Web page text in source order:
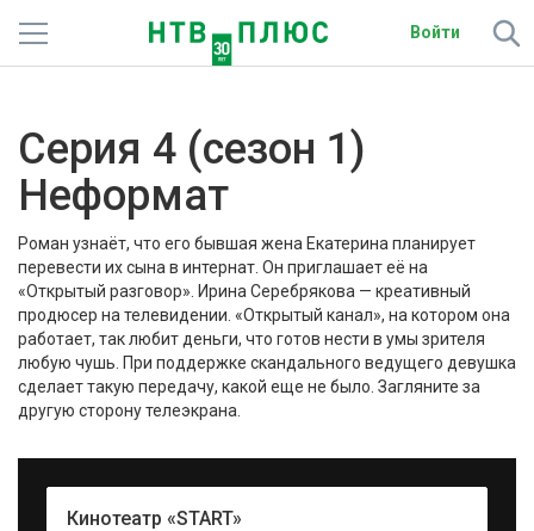
Войти
Фильмы и сериалы
Спорт
Подписки
Радио
Спутниковым абонентам
Активировать промокод
Серия 4 (сезон 1)
Неформат
Роман узнаёт, что его бывшая жена Екатерина планирует
перевести их сына в интернат. Он приглашает её на
«Открытый разговор». Ирина Серебрякова — креативный
продюсер на телевидении. «Открытый канал», на котором она
работает, так любит деньги, что готов нести в умы зрителя
любую чушь. При поддержке скандального ведущего девушка
сделает такую передачу, какой еще не было. Загляните за
другую сторону телеэкрана.
Кинотеатр «START»